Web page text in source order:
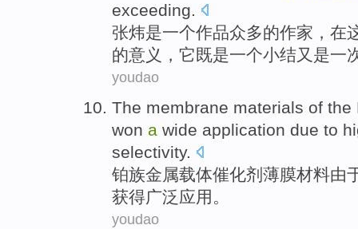
exceeding.
张炜是一个作品众多的作家 ， 在
的意义，它 既是一个小结又是一
youdao
The membrane materials of the
won a wide application due to
selectivity.
铂族金属载体催化剂 薄膜材料由
获得广泛应用 。
youdao